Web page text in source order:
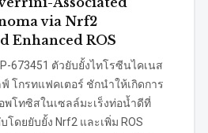
via Nrf2
Enhanced ROS
673451 ตัวยับยั้งไทโรซีนไคเนส
โกรทแฟคเตอร์ ชักนำให้เกิดการ
พโทซิสในเซลล์มะเร็งท่อน้ำดีที่
ดยยับยั้ง Nrf2 และเพิ่ม ROS